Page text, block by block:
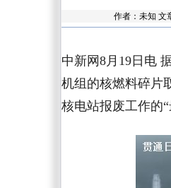
作者：未知 文
中新网8月19日电
机组的核燃料碎片
核电站报废工作的“